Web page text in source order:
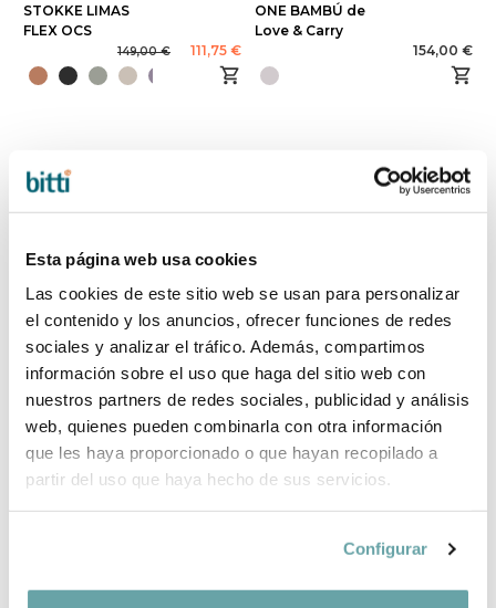
Esta página web usa cookies
Las cookies de este sitio web se usan para personalizar
el contenido y los anuncios, ofrecer funciones de redes
sociales y analizar el tráfico. Además, compartimos
información sobre el uso que haga del sitio web con
nuestros partners de redes sociales, publicidad y análisis
web, quienes pueden combinarla con otra información
que les haya proporcionado o que hayan recopilado a
partir del uso que haya hecho de sus servicios.
Configurar
STOKKE LIMAS
FLEX OCS
149,00 € 111,75 €
ONE BAMBÚ de
Love & Carry
154,00 €
FUNDA DE
INVIERNO
MOCHILA
PORTABEBÉ de
FULAR ELÁSTICO
Love & Carry